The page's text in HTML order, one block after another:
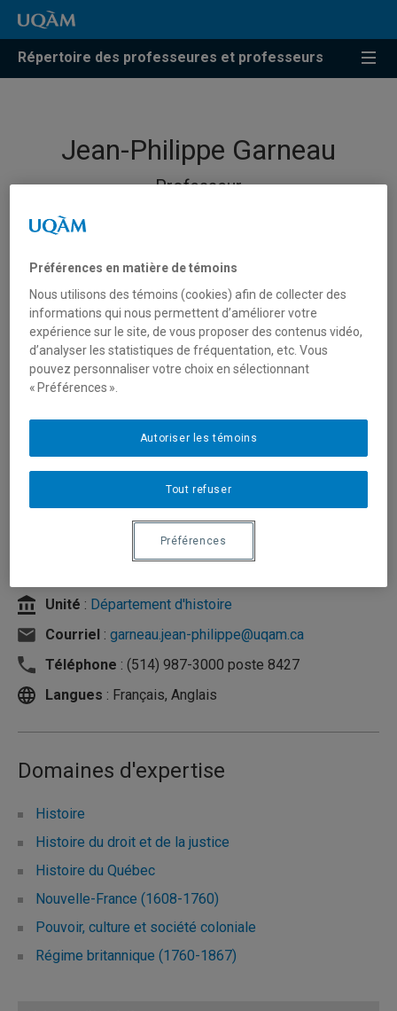
Répertoire des professeures et professeurs
Jean-Philippe Garneau
Professeur
Unité : Département d'histoire
Courriel : garneau.jean-philippe@uqam.ca
Téléphone : (514) 987-3000 poste 8427
Langues : Français, Anglais
Domaines d'expertise
Histoire
Histoire du droit et de la justice
Histoire du Québec
Nouvelle-France (1608-1760)
Pouvoir, culture et société coloniale
Régime britannique (1760-1867)
Préférences en matière de témoins
Nous utilisons des témoins (cookies) afin de collecter des
informations qui nous permettent d’améliorer votre
expérience sur le site, de vous proposer des contenus vidéo,
d’analyser les statistiques de fréquentation, etc. Vous
pouvez personnaliser votre choix en sélectionnant
« Préférences ».
Tout refuser
Autoriser les témoins
Préférences